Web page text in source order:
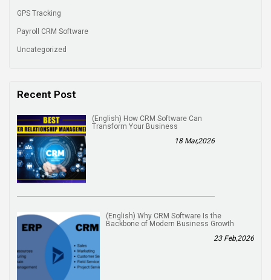
GPS Tracking
Payroll CRM Software
Uncategorized
Recent Post
(English) How CRM Software Can
Transform Your Business
18 Mar,2026
(English) Why CRM Software Is the
Backbone of Modern Business Growth
23 Feb,2026